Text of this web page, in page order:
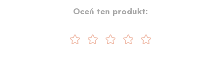
Oceń ten produkt: